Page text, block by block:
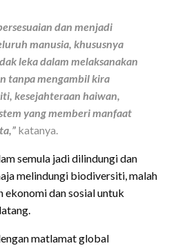
dan menjadi
manusia, khususnya
leka dalam melaksanakan
tanpa mengambil kira
kesejahteraan haiwan,
yang memberi manfaat
katanya.
semula jadi dilindungi dan
melindungi biodiversiti, malah
ekonomi dan sosial untuk
matlamat global